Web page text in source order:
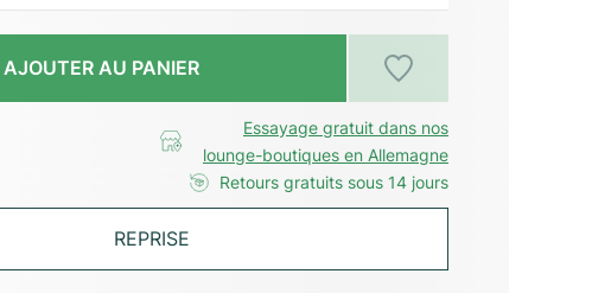
AJOUTER AU PANIER
Essayage gratuit dans nos
lounge-boutiques en Allemagne
Retours gratuits sous 14 jours
REPRISE